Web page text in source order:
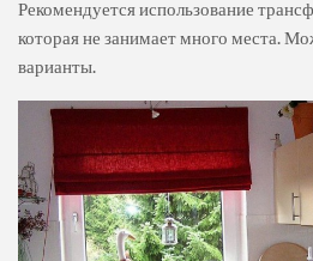
Рекомендуется использование
которая не занимает много места.
варианты.